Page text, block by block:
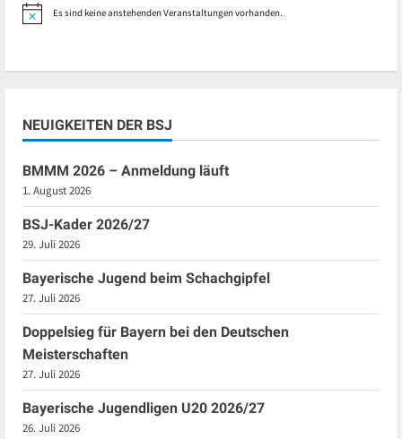
HinweisEs sind keine anstehenden Veranstaltungen vorhanden.
NEUIGKEITEN DER BSJ
BMMM 2026 – Anmeldung läuft
1. August 2026
BSJ-Kader 2026/27
29. Juli 2026
Bayerische Jugend beim Schachgipfel
27. Juli 2026
Doppelsieg für Bayern bei den Deutschen
Meisterschaften
27. Juli 2026
Bayerische Jugendligen U20 2026/27
26. Juli 2026